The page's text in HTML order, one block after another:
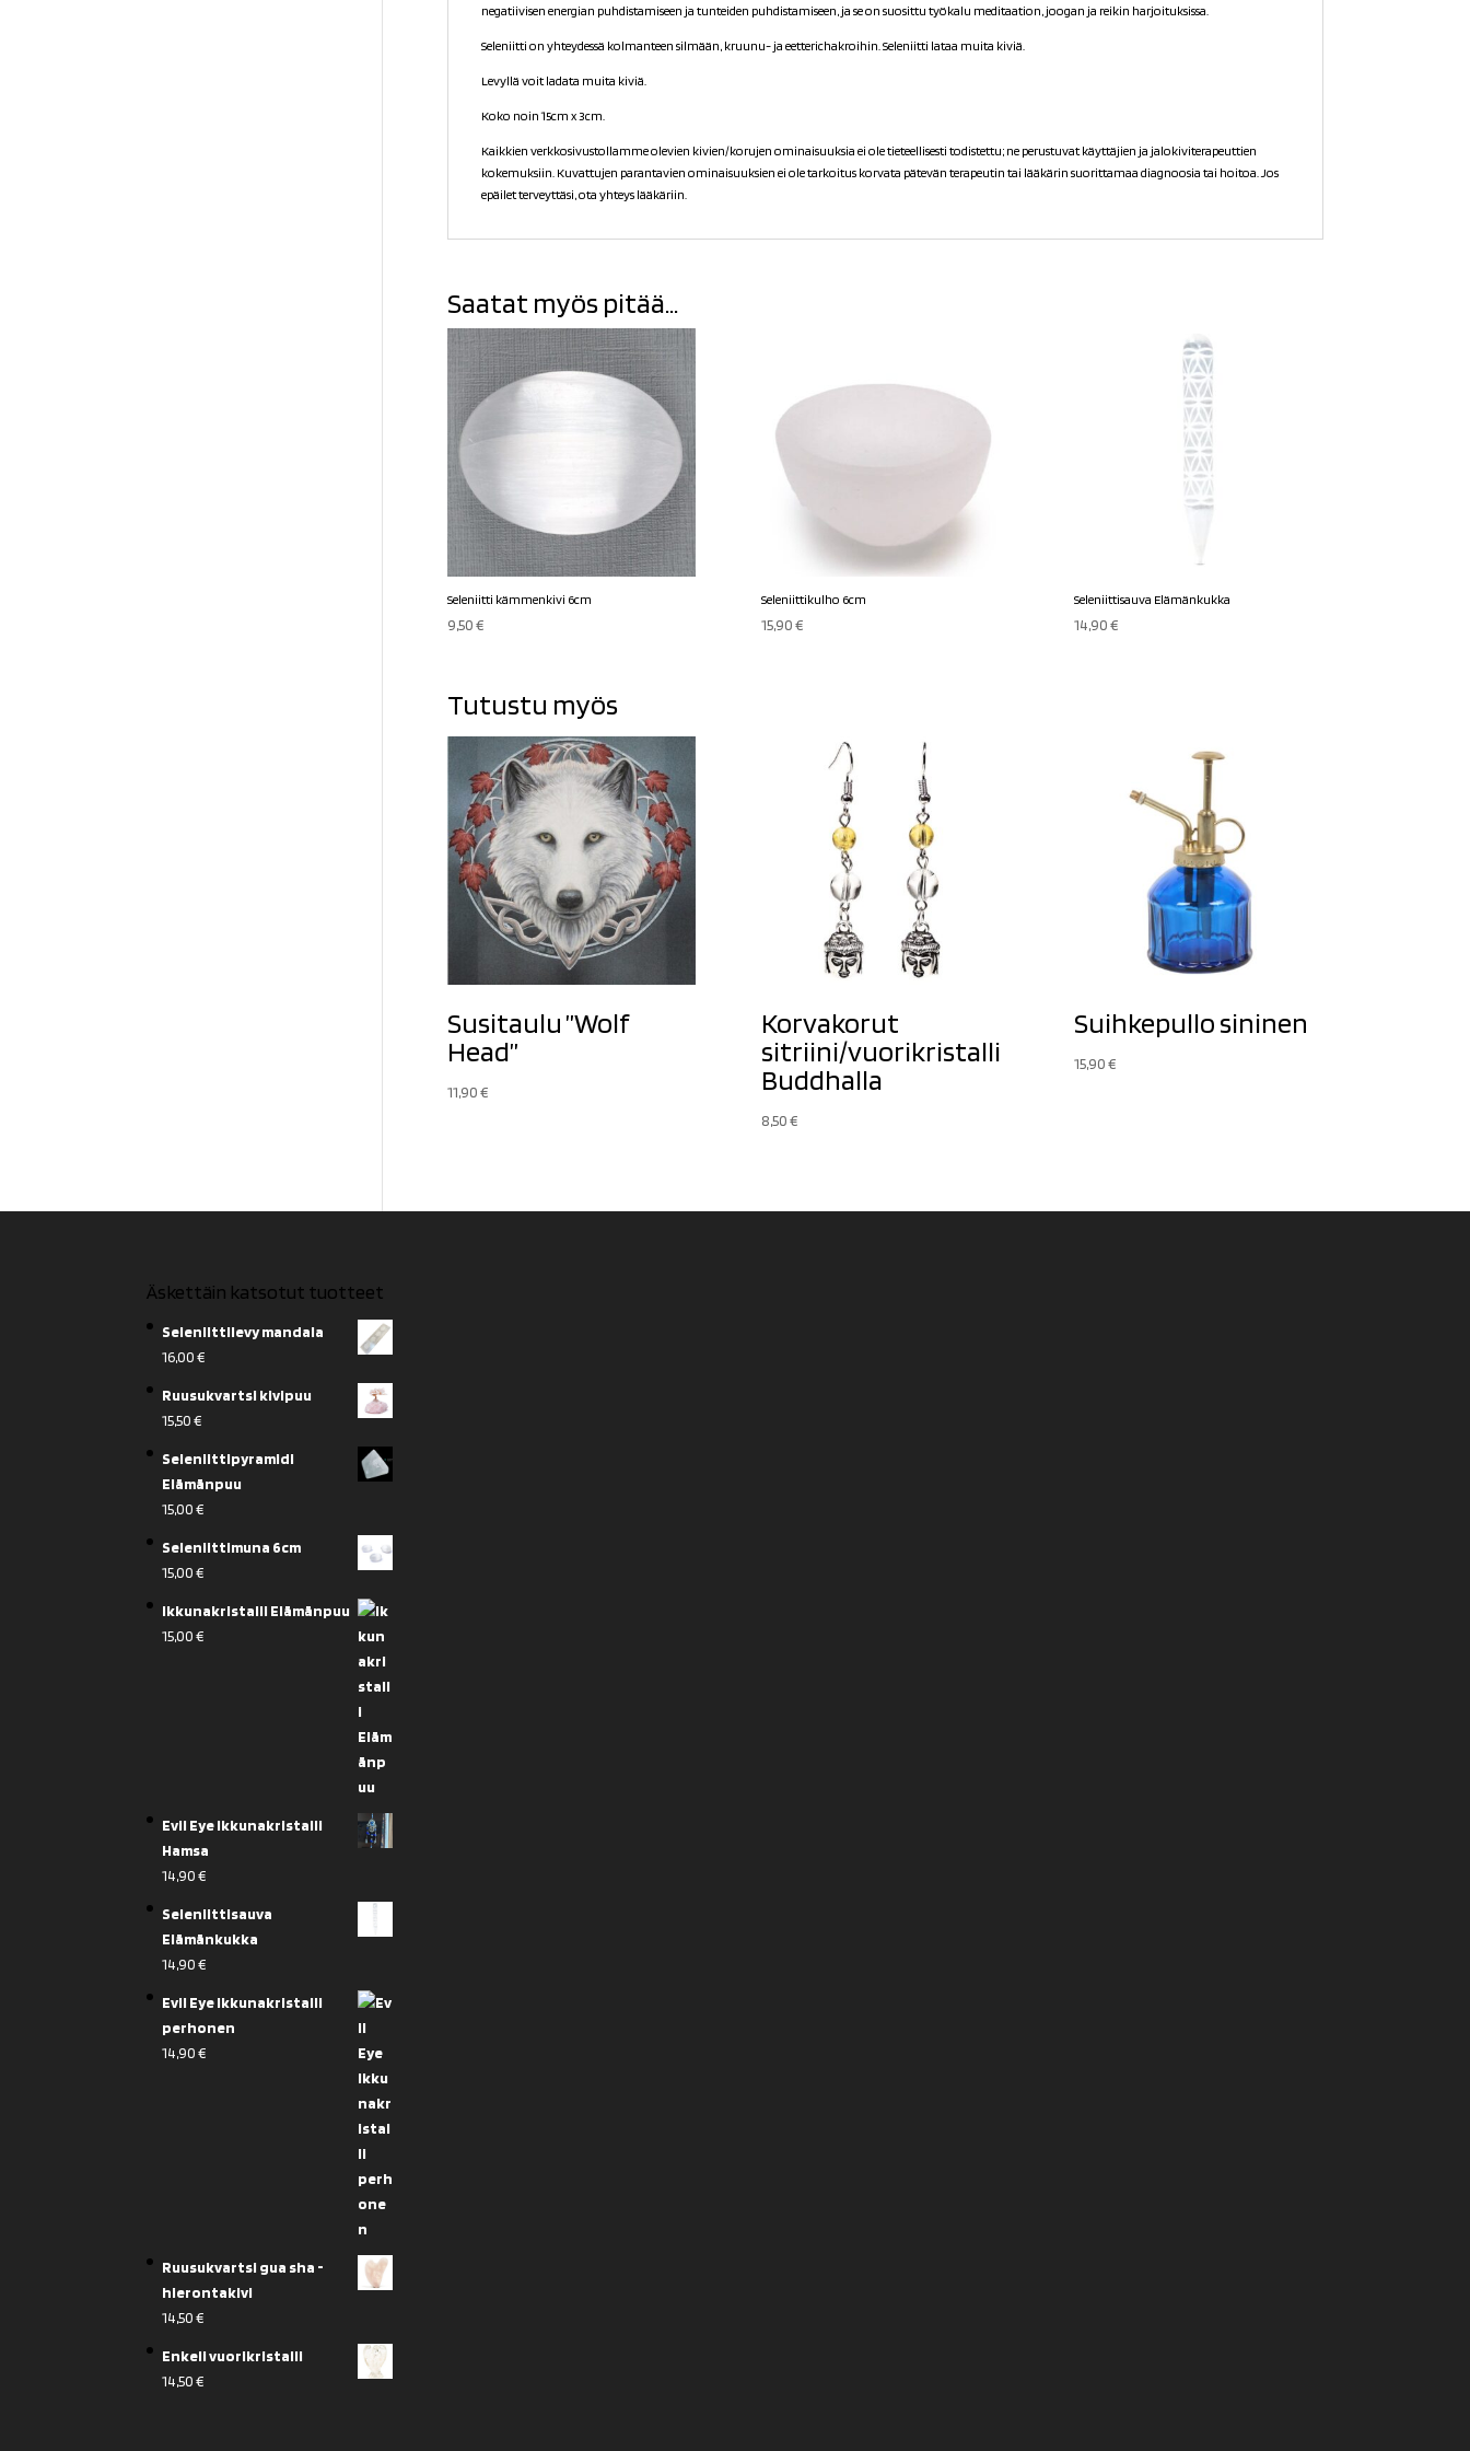
negatiivisen energian puhdistamiseen ja tunteiden puhdistamiseen, ja se on suosittu työkalu meditaation, joogan ja reikin harjoituksissa.
Seleniitti on yhteydessä kolmanteen silmään, kruunu- ja eetterichakroihin. Seleniitti lataa muita kiviä.
Levyllä voit ladata muita kiviä.
Koko noin 15cm x 3cm.
Kaikkien verkkosivustollamme olevien kivien/korujen ominaisuuksia ei ole tieteellisesti todistettu; ne perustuvat käyttäjien ja jalokiviterapeuttien
kokemuksiin. Kuvattujen parantavien ominaisuuksien ei ole tarkoitus korvata pätevän terapeutin tai lääkärin suorittamaa diagnoosia tai hoitoa. Jos
epäilet terveyttäsi, ota yhteys lääkäriin.
Saatat myös pitää...
Seleniitti kämmenkivi 6cm
9,50€
Seleniittikulho 6cm
15,90€
Seleniittisauva Elämänkukka
14,90€
Tutustu myös
Susitaulu ”Wolf
Head”
11,90€
Korvakorut
sitriini/vuorikristalli
Buddhalla
8,50€
Suihkepullo sininen
15,90€
Äskettäin katsotut tuotteet
Seleniittilevy mandala
16,00€
Ruusukvartsi kivipuu
15,50€
Seleniittipyramidi
Elämänpuu
15,00€
Seleniittimuna 6cm
15,00€
Ikkunakristalli Elämänpuu
15,00€
Evil Eye Ikkunakristalli
Hamsa
14,90€
Seleniittisauva
Elämänkukka
14,90€
Evil Eye Ikkunakristalli
perhonen
14,90€
Ruusukvartsi gua sha -
hierontakivi
14,50€
Enkeli vuorikristalli
14,50€